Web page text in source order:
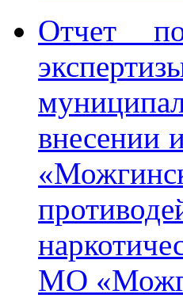
Отчет по
внесении
МО